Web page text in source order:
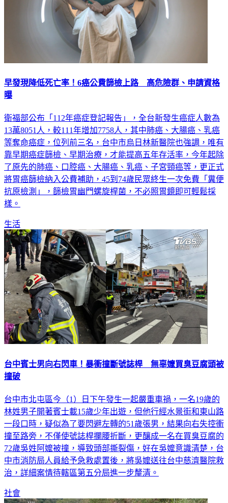
早發現降低死亡率！6癌公費篩檢上路 高危險群、申請資格
曝
衛福部公布「112年癌症登記報告」，全台新發生癌症人數為
13萬8051人，較111年增加7758人，其中肺癌、大腸癌、乳癌
等奪命癌症，位列前三名，台中市烏日林新醫院也強調，唯有
靠早期癌症篩檢、早期治療，才能提高五年存活率，今年起除
了原先的肺癌、口腔癌、大腸癌、乳癌、子宮頸癌等，更正式
將胃癌篩檢納入公費補助，45到74歲民眾終生一次免費「糞便
抗原檢測」，篩檢胃幽門螺旋桿菌，不必照胃鏡即可輕鬆採
樣。
生活
台中賓士男向右閃車！暴衝撞斷號誌桿 無辜嬤買臭豆腐頭被
撞破
台中市北屯區今（1）日下午發生一起嚴重車禍，一名19歲的
林姓男子開著賓士載15歲少年出遊，但他行經水景街和東山路
一段口時，疑似為了要閃避左轉的51歲張男，結果向右失控衝
撞至路旁，不僅使號誌桿攔腰折斷，更釀成一名在買臭豆腐的
72歲吳姓阿嬤被撞，導致頭部撕裂傷，好在吳嬤意識清楚，台
中市消防局人員給予急救處置後，將吳嬤送往台中慈濟醫院救
治，詳細案情待轄區第五分局進一步釐清。
社會